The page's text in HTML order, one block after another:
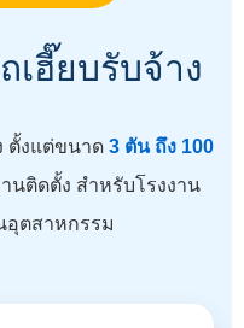
เฮี๊ยบรับจ้าง
ตั้งแต่ขนาด 3 ตัน ถึง 100
นติดตั้ง สำหรับโรงงาน
อุตสาหกรรม